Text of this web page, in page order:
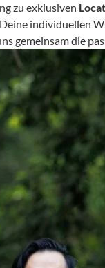
zu exklusiven
individuellen
gemeinsam die